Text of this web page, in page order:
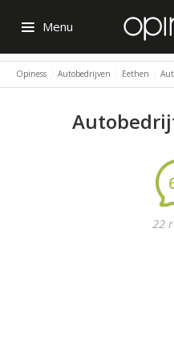
Menu
Opiness Autobedrijven Eethen
22